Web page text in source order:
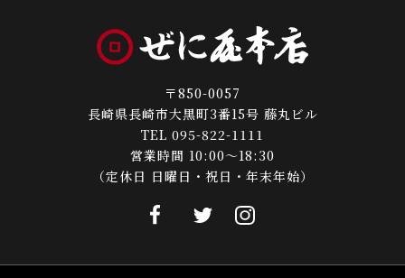
〒850-0057
長崎県長崎市大黒町3番15号 藤丸ビル
TEL 095-822-1111
営業時間 10:00～18:30
（定休日 日曜日・祝日・年末年始）